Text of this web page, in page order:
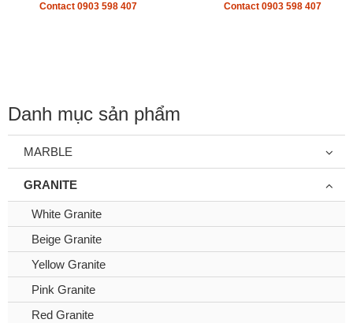
Contact 0903 598 407 Contact 0903 598 407
Danh mục sản phẩm
MARBLE
GRANITE
White Granite
Beige Granite
Yellow Granite
Pink Granite
Red Granite